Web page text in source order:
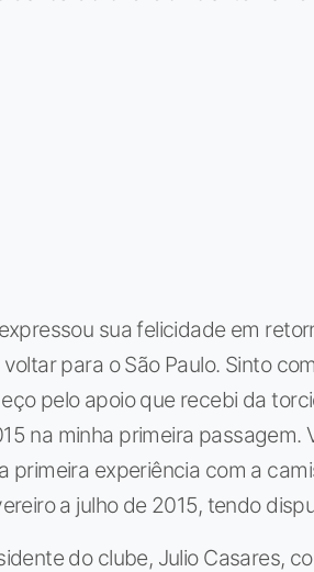
sua felicidade em
para o São Paulo. Sinto
pelo apoio que recebi da
na minha primeira passagem.
primeira experiência com a
a julho de 2015, tendo
do clube, Julio Casares,